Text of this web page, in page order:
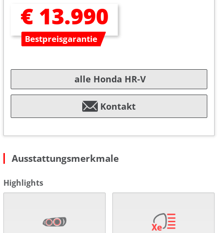
€ 13.990
Bestpreisgarantie
alle Honda HR-V
Kontakt
Ausstattungsmerkmale
Highlights